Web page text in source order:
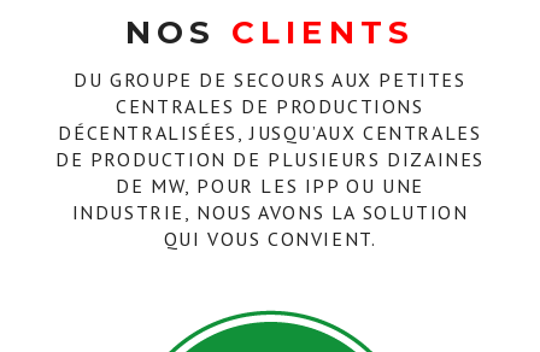
NOS CLIENTS
DU GROUPE DE SECOURS AUX PETITES
CENTRALES DE PRODUCTIONS
DÉCENTRALISÉES, JUSQU’AUX CENTRALES
DE PRODUCTION DE PLUSIEURS DIZAINES
DE MW, POUR LES IPP OU UNE
INDUSTRIE, NOUS AVONS LA SOLUTION
QUI VOUS CONVIENT.